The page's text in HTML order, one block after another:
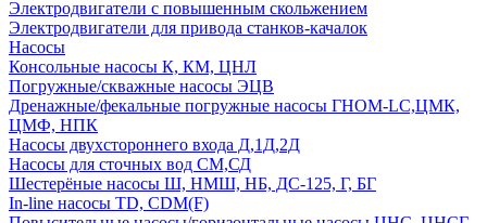
Электродвигатели с повышенным скольжением
Электродвигатели для привода станков-качалок
Насосы
Консольные насосы К, КМ, ЦНЛ
Погружные/скважные насосы ЭЦВ
Дренажные/фекальные погружные насосы ГНОМ-LC,ЦМК,
ЦМФ, НПК
Насосы двухстороннего входа Д,1Д,2Д
Насосы для сточных вод СМ,СД
Шестерёные насосы Ш, НМШ, НБ, ДС-125, Г, БГ
In-line насосы TD, CDM(F)